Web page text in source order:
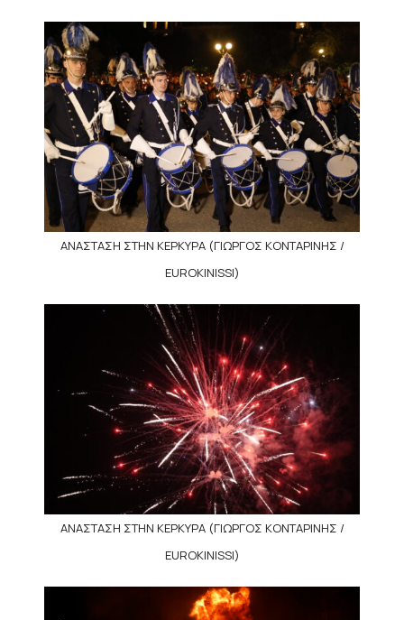
ΑΝΑΣΤΑΣΗ ΣΤΗΝ ΚΕΡΚΥΡΑ (ΓΙΩΡΓΟΣ ΚΟΝΤΑΡΙΝΗΣ /
EUROKINISSI)
ΑΝΑΣΤΑΣΗ ΣΤΗΝ ΚΕΡΚΥΡΑ (ΓΙΩΡΓΟΣ ΚΟΝΤΑΡΙΝΗΣ /
EUROKINISSI)